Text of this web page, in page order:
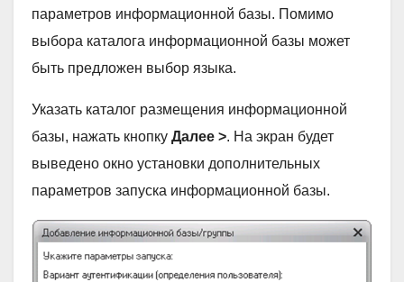
параметров информационной базы. Помимо
выбора каталога информационной базы может
быть предложен выбор языка.
Указать каталог размещения информационной
базы, нажать кнопку Далее >. На экран будет
выведено окно установки дополнительных
параметров запуска информационной базы.